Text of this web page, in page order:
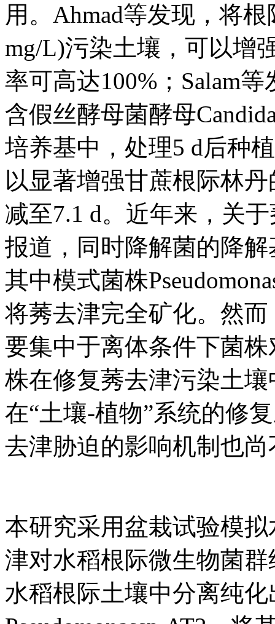
用。Ahmad等发现，将
mg/L)污染土壤，可以增
率可高达100%；Salam
含假丝酵母菌酵母
培养基中，处理5 d后种
以显著增强甘蔗根际林
减至7.1 d。近年来，关
报道，同时降解菌的降
其中模式菌株
将莠去津完全矿化。然
要集中于离体条件下菌
株在修复莠去津污染土
在“土壤-植物”系统的修
去津胁迫的影响机制也
本研究采用盆栽试验模
津对水稻根际微生物菌
水稻根际土壤中分离纯